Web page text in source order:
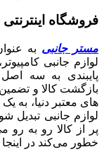
فروشگاه
مستر جانبی به
لوازم جانبی
بازگشت کالا و
های معتبر دنیا، به
لوازم جانبی تبدیل
پر از کالا رو به رو
خطور می‌کند در اینجا